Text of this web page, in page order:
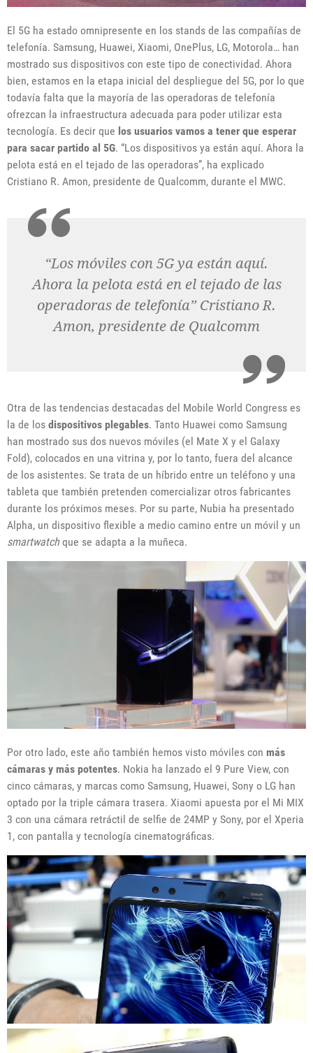
El 5G ha estado omnipresente en los stands de las compañías de
telefonía. Samsung, Huawei, Xiaomi, OnePlus, LG, Motorola… han
mostrado sus dispositivos con este tipo de conectividad. Ahora
bien, estamos en la etapa inicial del despliegue del 5G, por lo que
todavía falta que la mayoría de las operadoras de telefonía
ofrezcan la infraestructura adecuada para poder utilizar esta
tecnología. Es decir que los usuarios vamos a tener que esperar
para sacar partido al 5G. “Los dispositivos ya están aquí. Ahora la
pelota está en el tejado de las operadoras”, ha explicado
Cristiano R. Amon, presidente de Qualcomm, durante el MWC.
“Los móviles con 5G ya están aquí.
Ahora la pelota está en el tejado de las
operadoras de telefonía” Cristiano R.
Amon, presidente de Qualcomm
Otra de las tendencias destacadas del Mobile World Congress es
la de los dispositivos plegables. Tanto Huawei como Samsung
han mostrado sus dos nuevos móviles (el Mate X y el Galaxy
Fold), colocados en una vitrina y, por lo tanto, fuera del alcance
de los asistentes. Se trata de un híbrido entre un teléfono y una
tableta que también pretenden comercializar otros fabricantes
durante los próximos meses. Por su parte, Nubia ha presentado
Alpha, un dispositivo flexible a medio camino entre un móvil y un
smartwatchque se adapta a la muñeca.
Por otro lado, este año también hemos visto móviles con más
cámaras y más potentes. Nokia ha lanzado el 9 Pure View, con
cinco cámaras, y marcas como Samsung, Huawei, Sony o LG han
optado por la triple cámara trasera. Xiaomi apuesta por el Mi MIX
3 con una cámara retráctil de selfie de 24MP y Sony, por el Xperia
1, con pantalla y tecnología cinematográficas.